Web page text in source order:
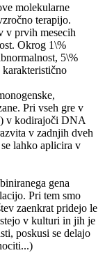
molekularne
terapijo.
v prvih mesecih
Okrog 1\%
5\%
karakteristično
Pri vseh gre v
v kodirajoči DNA
v zadnjih dveh
lahko aplicira v
gena
Pri tem smo
zaenkrat pridejo le
v kulturi in jih je
poskusi se delajo